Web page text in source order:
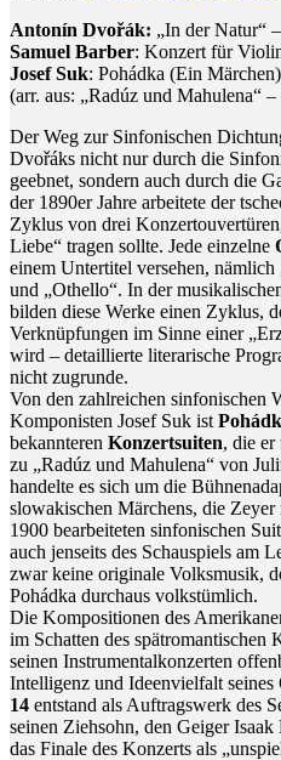
Antonín Dvořák: „In der Natur“
Samuel Barber: Konzert für
Josef Suk: Pohádka (Ein
(arr. aus: „Radúz und Mahulena“
Der Weg zur Sinfonischen
Dvořáks nicht nur durch die
geebnet, sondern auch durch die
der 1890er Jahre arbeitete der
Zyklus von drei
Liebe“ tragen sollte. Jede einzelne
einem Untertitel versehen, nämlich
und „Othello“. In der
bilden diese Werke einen Zyklus,
Verknüpfungen im Sinne einer
wird – detaillierte literarische
nicht zugrunde.
Von den zahlreichen sinfonischen
Komponisten Josef Suk ist
bekannterenKonzertsuiten, die
zu „Radúz und Mahulena“ von
handelte es sich um die
slowakischen Märchens, die
1900 bearbeiteten sinfonischen
auch jenseits des Schauspiels am
zwar keine originale Volksmusik,
Pohádka durchaus volkstümlich.
Die Kompositionen des
im Schatten des spätromantischen
seinen Instrumentalkonzerten
Intelligenz und Ideenvielfalt
14 entstand als Auftragswerk des
seinen Ziehsohn, den Geiger
das Finale des Konzerts als